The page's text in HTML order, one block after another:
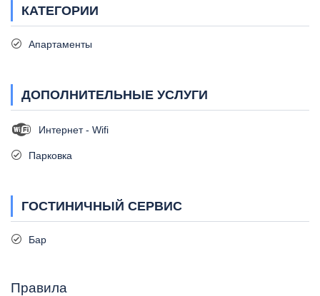
КАТЕГОРИИ
Апартаменты
ДОПОЛНИТЕЛЬНЫЕ УСЛУГИ
Интернет - Wifi
Парковка
ГОСТИНИЧНЫЙ СЕРВИС
Бар
Правила